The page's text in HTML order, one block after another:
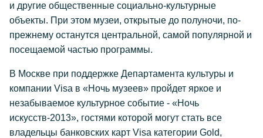
и другие общественные социально-культурные
объекты. При этом музеи, открытые до полуночи, по-
прежнему останутся центральной, самой популярной и
посещаемой частью программы.
В Москве при поддержке Департамента культуры и
компании Visa в «Ночь музеев» пройдет яркое и
незабываемое культурное событие - «Ночь
искусств-2013», гостями которой могут стать все
владельцы банковских карт Visa категории Gold,